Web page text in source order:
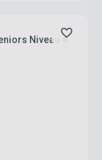
Niveau 4